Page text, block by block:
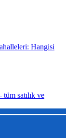
Hangisi
satılık ve